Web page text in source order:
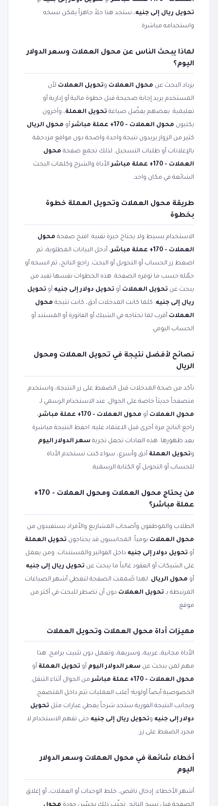
تحويل ريال إلى جنيه، ستجد هنا حلاً جاهزاً يمكن نسخه
واستخدامه مباشرة.
لماذا يبحث الناس عن محول العملات وسعر الدولار
اليوم؟
يزداد البحث عن محول العملات وتحويل العملات لأن
المستخدم يريد إجابة صحيحة قبل خطوة مالية أو إدارية أو
تعليمية. بعضهم يفضّل صياغة تحويل العملة، وآخرون
يكتبون محول العملات - 170+ عملة مباشر أو محول الريال.
كثير من الزوار يريدون نتيجة واحدة واضحة دون مواقع مزدحمة
بالإعلانات أو طلبات التسجيل. لذلك تجمع صفحة محول
العملات - 170+ عملة مباشر
الأداة والشرح وكلمات البحث
الشائعة في مكان واحد.
طريقة محول العملات وتحويل العملة خطوة
بخطوة
الاستخدام بسيط ولا يحتاج خبرة تقنية. افتح صفحة محول
العملات - 170+ عملة مباشر
، أدخل البيانات المطلوبة، ثم
اضغط زر الحساب أو التحويل أو البحث. راجع الناتج، ثم انسخه أو
حمّله حسب ما توفره الصفحة. هذه الخطوات نفسها تفيد من
يبحث عن تحويل العملات أو تحويل دولار إلى جنيه أو تحويل
ريال إلى جنيه. كلما كانت المدخلات أدق، كانت نتيجة محول
العملات أقرب لما تحتاجه في الشيك أو الفاتورة أو المستند أو
الحساب اليومي.
نصائح لأفضل نتيجة في تحويل العملات ومحول
الريال
تأكد من صحة المدخلات قبل الضغط على زر النتيجة، واستخدم
متصفحاً حديثاً خاصة على الجوال. عند الاستخدام الرسمي لـ
محول العملات أو محول العملات - 170+ عملة مباشر
،
راجع الناتج مرة أخرى قبل الاعتماد عليه. احفظ النتيجة مباشرة
بعد ظهورها. هذه العادات تجعل تجربة سعر الدولار اليوم
وتحويل العملة أدق وأسرع، سواء كنت تستخدم الأداة
للحساب أو التحويل أو الكتابة الرسمية.
من يحتاج محول العملات ومحول العملات - 170+
عملة مباشر؟
الطلاب والموظفون وأصحاب المشاريع والأفراد يستفيدون من
محول العملات يومياً. المحاسبون قد يحتاجون تحويل العملة
أو تحويل دولار إلى جنيه داخل الفواتير والمستندات. ومن يعمل
على الشيكات أو العقود غالباً ما يبحث عن تحويل ريال إلى جنيه
أو محول الريال. لهذا صُممت الصفحة لتغطي أشهر الصياغات
المرتبطة بـ تحويل العملات دون أن تضطر للبحث في أكثر من
موقع.
مميزات أداة محول العملات وتحويل العملات
الأداة مجانية، عربية، وسريعة، وتعمل دون تثبيت برامج. هذا
مهم لمن يبحث عن سعر الدولار اليوم أو تحويل العملة أو
محول العملات - 170+ عملة مباشر
من الجوال أثناء التنقل.
الخصوصية أيضاً أولوية؛ أغلب العمليات تتم داخل المتصفح.
وبجانب النتيجة الفورية ستجد شرحاً يغطي عبارات مثل تحويل
دولار إلى جنيه وتحويل ريال إلى جنيه حتى تفهم الاستخدام لا
مجرد الضغط على زر.
أخطاء شائعة في محول العملات وسعر الدولار
اليوم
أشهر الأخطاء: إدخال ناقص، خلط الوحدات أو العملات، أو إغلاق